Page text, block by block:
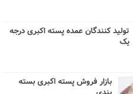
تولید کنندگان عمده پسته اکبری درجه
یک
بازار فروش پسته اکبری بسته